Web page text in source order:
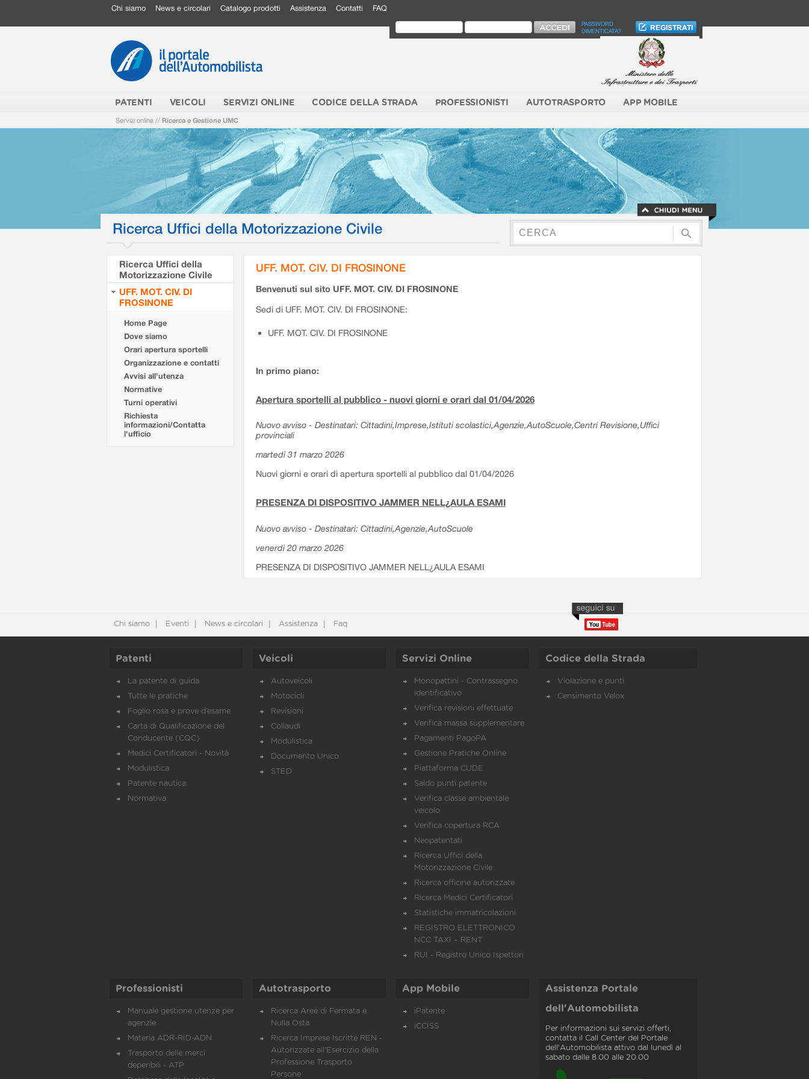
Chi siamo News e circolari Catalogo prodotti Assistenza Contatti FAQ
PASSWORD
DIMENTICATA?
PATENTI VEICOLI SERVIZI ONLINE CODICE DELLA STRADA PROFESSIONISTI AUTOTRASPORTO APP MOBILE
Servizi online // Ricerca e Gestione UMC
Ricerca Uffici della Motorizzazione Civile
Ricerca Uffici della
Motorizzazione Civile
UFF. MOT. CIV. DI
FROSINONE
Home Page
Dove siamo
Orari apertura sportelli
Organizzazione e contatti
Avvisi all'utenza
Normative
Turni operativi
Richiesta
informazioni/Contatta
l'ufficio
UFF. MOT. CIV. DI FROSINONE
Benvenuti sul sito UFF. MOT. CIV. DI FROSINONE
Sedi di UFF. MOT. CIV. DI FROSINONE:
UFF. MOT. CIV. DI FROSINONE
In primo piano:
Apertura sportelli al pubblico - nuovi giorni e orari dal 01/04/2026
Nuovo avviso - Destinatari: Cittadini,Imprese,Istituti scolastici,Agenzie,AutoScuole,Centri Revisione,Uffici
provinciali
martedì 31 marzo 2026
Nuovi giorni e orari di apertura sportelli al pubblico dal 01/04/2026
PRESENZA DI DISPOSITIVO JAMMER NELL¿AULA ESAMI
Nuovo avviso - Destinatari: Cittadini,Agenzie,AutoScuole
venerdì 20 marzo 2026
PRESENZA DI DISPOSITIVO JAMMER NELL¿AULA ESAMI
Chi siamo Eventi News e circolari Assistenza Faq
Patenti
La patente di guida
Tutte le pratiche
Foglio rosa e prove d’esame
Carta di Qualificazione del
Conducente (CQC)
Medici Certificatori - Novità
Modulistica
Patente nautica
Normativa
Veicoli
Autoveicoli
Motocicli
Revisioni
Collaudi
Modulistica
Documento Unico
STED
Servizi Online
Monopattini - Contrassegno
identificativo
Verifica revisioni effettuate
Verifica massa supplementare
Pagamenti PagoPA
Gestione Pratiche Online
Piattaforma CUDE
Saldo punti patente
Verifica classe ambientale
veicolo
Verifica copertura RCA
Neopatentati
Ricerca Uffici della
Motorizzazione Civile
Ricerca officine autorizzate
Ricerca Medici Certificatori
Statistiche immatricolazioni
REGISTRO ELETTRONICO
NCC TAXI – RENT
RUI - Registro Unico Ispettori
Codice della Strada
Violazione e punti
Censimento Velox
Professionisti
Manuale gestione utenze per
agenzie
Materia ADR-RID-ADN
Trasporto delle merci
deperibili - ATP
Autotrasporto
Ricerca Aree di Fermata e
Nulla Osta
Ricerca Imprese Iscritte REN -
Autorizzate all'Esercizio della
Professione Trasporto
Persone
App Mobile
iPatente
iCCISS
Assistenza Portale
dell'Automobilista
Per informazioni sui servizi offerti,
contatta il Call Center del Portale
dell'Automobilista attivo dal lunedì al
sabato dalle 8.00 alle 20.00